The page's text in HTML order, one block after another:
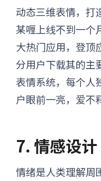
动态三维表情，
某喱上线不到一个
大热门应用，登顶
分用户下载其的主
表情系统，每个人
户眼前一亮，爱不
7. 情感设计
情绪是人类理解周